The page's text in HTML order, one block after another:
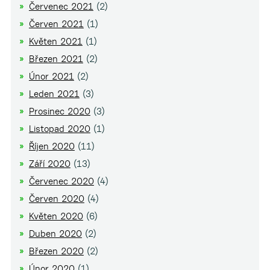
Červenec 2021 (2)
Červen 2021 (1)
Květen 2021 (1)
Březen 2021 (2)
Únor 2021 (2)
Leden 2021 (3)
Prosinec 2020(3)
Listopad 2020(1)
Říjen 2020(11)
Září 2020(13)
Červenec 2020(4)
Červen 2020(4)
Květen 2020(6)
Duben 2020(2)
Březen 2020(2)